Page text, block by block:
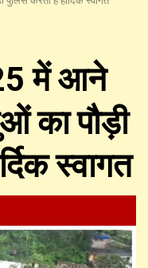
में आने
का पौड़ी
स्वागत